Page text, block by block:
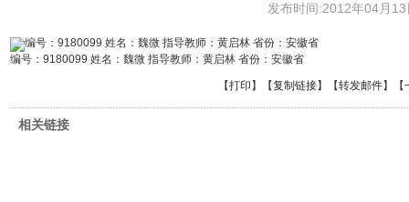
发布时间:2012年04月
编号：9180099 姓名：魏微 指导教师：黄启林 省份：安徽省
【打印 】【复制链接】【转发邮件】
相关链接